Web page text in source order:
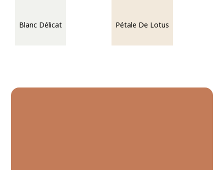
Blanc Délicat Pétale De Lotus